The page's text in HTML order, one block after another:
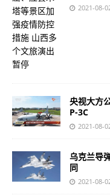
2021-08-
央视大方
P-3C
2021-08-
乌克兰导
同
2021-08-